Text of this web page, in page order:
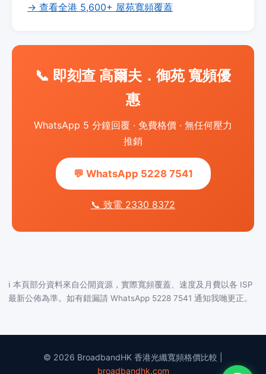
→ 查看全港 5,600+ 屋苑寬頻覆蓋
📞 即刻查 高爾夫．御苑 寬頻優
惠
WhatsApp 5 分鐘回覆 · 免費格價 · 無任何壓力
推銷
💬 WhatsApp 5228 7541
📞 致電 2330 8372
ℹ️ 本頁部分資料來自公開資源，實際寬頻覆蓋、速度及月費以各 ISP
最新公佈為準。如有錯漏請 WhatsApp 5228 7541 通知我哋更正。
© 2026 BroadbandHK 香港光纖寬頻格價比較 |
broadbandhk.com